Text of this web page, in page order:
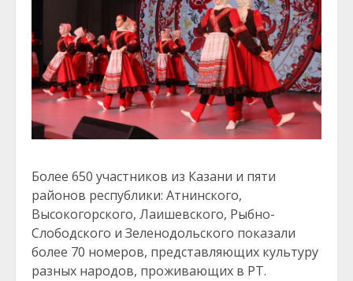
Более 650 участников из Казани и пяти
районов республики: Атнинского,
Высокогорского, Лаишевского, Рыбно-
Слободского и Зеленодольского показали
более 70 номеров, представляющих культуру
разных народов, проживающих в РТ.